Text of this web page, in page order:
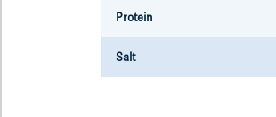
Protein
Salt